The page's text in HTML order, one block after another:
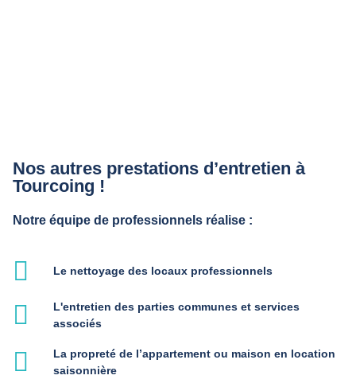
Nos autres prestations d’entretien à
Tourcoing !
Notre équipe de professionnels réalise :
Le nettoyage des locaux professionnels
L'entretien des parties communes et services
associés
La propreté de l’appartement ou maison en location
saisonnière